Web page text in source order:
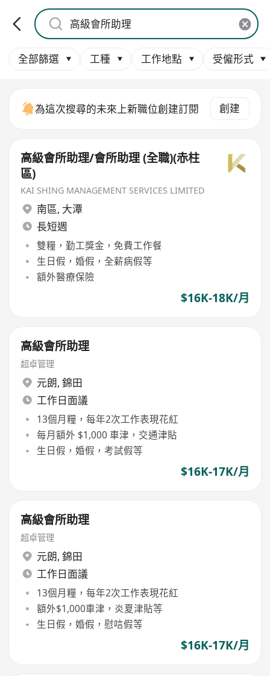
全部篩選 工種 工作地點 受僱形式
為這次搜尋的未來上新職位創建訂閱 創建
高級會所助理/會所助理 (全職)(赤柱
區)
KAI SHING MANAGEMENT SERVICES LIMITED
南區, 大潭
長短週
雙糧，勤工獎金，免費工作餐
生日假，婚假，全薪病假等
額外醫療保險
$16K-18K/月
高級會所助理
超卓管理
元朗, 錦田
工作日面議
13個月糧，每年2次工作表現花紅
每月額外 $1,000 車津，交通津貼
生日假，婚假，考試假等
$16K-17K/月
高級會所助理
超卓管理
元朗, 錦田
工作日面議
13個月糧，每年2次工作表現花紅
額外$1,000車津，炎夏津貼等
生日假，婚假，慰唁假等
$16K-17K/月